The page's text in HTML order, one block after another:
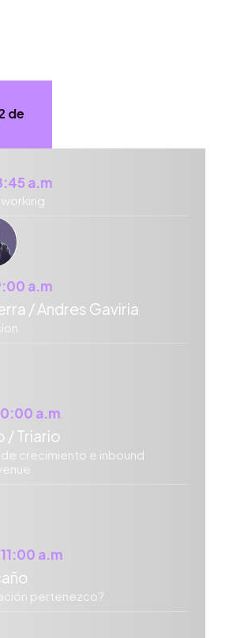
de
a.m
a.m
/ Andres Gaviria
a.m
/ Triario
de crecimiento e inbound
a.m
pertenezco?